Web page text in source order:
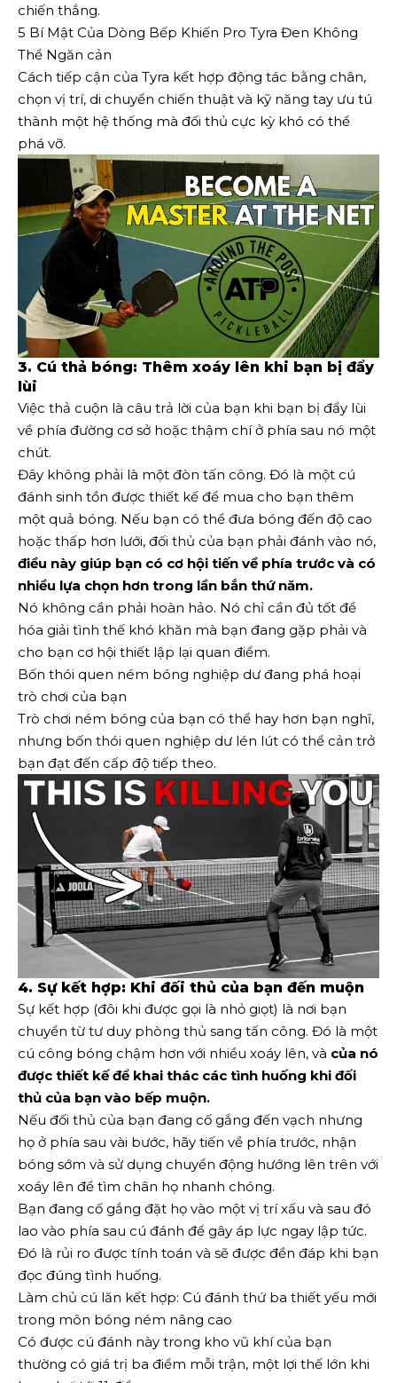
chiến thắng.
5 Bí Mật Của Dòng Bếp Khiến Pro Tyra Đen Không
Thể Ngăn cản
Cách tiếp cận của Tyra kết hợp động tác bằng chân,
chọn vị trí, di chuyển chiến thuật và kỹ năng tay ưu tú
thành một hệ thống mà đối thủ cực kỳ khó có thể
phá vỡ.
3. Cú thả bóng: Thêm xoáy lên khi bạn bị đẩy
lùi
Việc thả cuộn là câu trả lời của bạn khi bạn bị đẩy lùi
về phía đường cơ sở hoặc thậm chí ở phía sau nó một
chút.
Đây không phải là một đòn tấn công. Đó là một cú
đánh sinh tồn được thiết kế để mua cho bạn thêm
một quả bóng. Nếu bạn có thể đưa bóng đến độ cao
hoặc thấp hơn lưới, đối thủ của bạn phải đánh vào nó,
điều này giúp bạn có cơ hội tiến về phía trước và có
nhiều lựa chọn hơn trong lần bắn thứ năm.
Nó không cần phải hoàn hảo. Nó chỉ cần đủ tốt để
hóa giải tình thế khó khăn mà bạn đang gặp phải và
cho bạn cơ hội thiết lập lại quan điểm.
Bốn thói quen ném bóng nghiệp dư đang phá hoại
trò chơi của bạn
Trò chơi ném bóng của bạn có thể hay hơn bạn nghĩ,
nhưng bốn thói quen nghiệp dư lén lút có thể cản trở
bạn đạt đến cấp độ tiếp theo.
4. Sự kết hợp: Khi đối thủ của bạn đến muộn
Sự kết hợp (đôi khi được gọi là nhỏ giọt) là nơi bạn
chuyển từ tư duy phòng thủ sang tấn công. Đó là một
cú công bóng chậm hơn với nhiều xoáy lên, và của nó
được thiết kế để khai thác các tình huống khi đối
thủ của bạn vào bếp muộn.
Nếu đối thủ của bạn đang cố gắng đến vạch nhưng
họ ở phía sau vài bước, hãy tiến về phía trước, nhận
bóng sớm và sử dụng chuyển động hướng lên trên với
xoáy lên để tìm chân họ nhanh chóng.
Bạn đang cố gắng đặt họ vào một vị trí xấu và sau đó
lao vào phía sau cú đánh để gây áp lực ngay lập tức.
Đó là rủi ro được tính toán và sẽ được đền đáp khi bạn
đọc đúng tình huống.
Làm chủ cú lăn kết hợp: Cú đánh thứ ba thiết yếu mới
trong môn bóng ném nâng cao
Có được cú đánh này trong kho vũ khí của bạn
thường có giá trị ba điểm mỗi trận, một lợi thế lớn khi